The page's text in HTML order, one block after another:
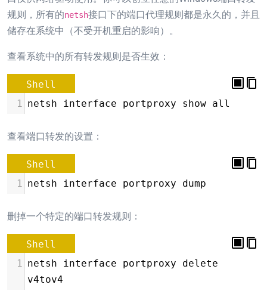
规则，所有的netsh接口下的端口代理规则都是永久的，并且
储存在系统中（不受开机重启的影响）。
查看系统中的所有转发规则是否生效：
Shell
1 netsh interface portproxy show all
查看端口转发的设置：
Shell
1 netsh interface portproxy dump
删掉一个特定的端口转发规则：
Shell
1 netsh interface portproxy delete
v4tov4